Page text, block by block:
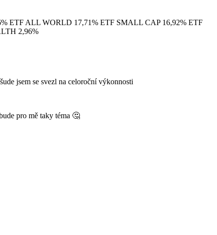
ETF ALL WORLD 17,71% ETF SMALL CAP 16,92% ETF
2,96%
jsem se svezl na celoroční výkonnosti
pro mě taky téma 🤔